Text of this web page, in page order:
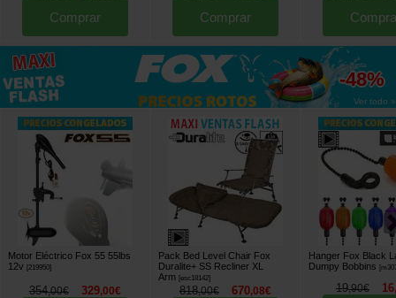
Comprar Comprar
hasta
-48%
Ver todo »
Motor Eléctrico Fox 55 55lbs
12v
[219950]
354,00€ 329,00€
Pack Bed Level Chair Fox
Duralite+ SS Recliner XL
Arm [esc18142]
818,00€ 670,08€
Hanger Fox Black
Dumpy Bobbins
[
19,90€ 16